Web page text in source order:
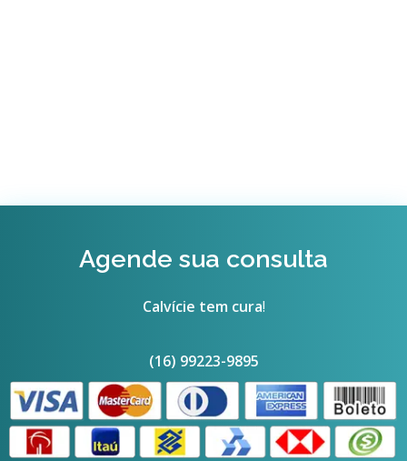
Agende sua consulta
Calvície tem cura!
(16) 99223-9895